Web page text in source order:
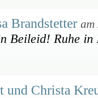
Brandstetter am
Beileid! Ruhe in
und Christa